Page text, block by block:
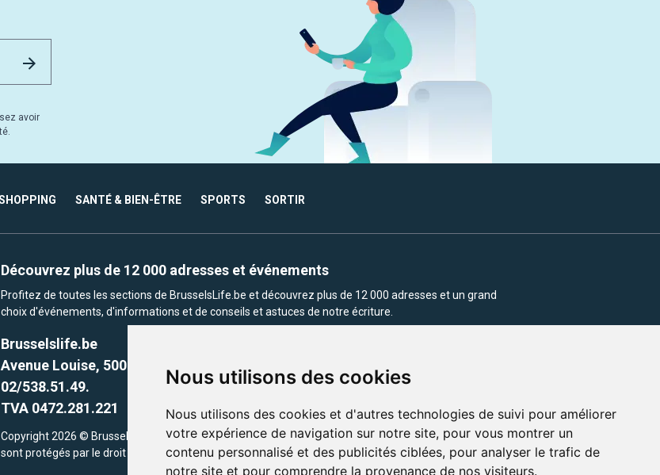
Nous utilisons des cookies
Nous utilisons des cookies et d'autres technologies de suivi pour améliorer
votre expérience de navigation sur notre site, pour vous montrer un
contenu personnalisé et des publicités ciblées, pour analyser le trafic de
notre site et pour comprendre la provenance de nos visiteurs.
avoir
SANTÉ & BIEN-ÊTRE SPORTS SORTIR
Découvrez plus de 12 000 adresses et événements
Profitez de toutes les sections de BrusselsLife.be et découvrez plus de 12 000 adresses et un grand
choix d'événements, d'informations et de conseils et astuces de notre écriture.
Brusselslife.be
Avenue Louise, 500 -1050 Ixelles, Brussels,
02/538.51.49.
TVA 0472.281.221
Copyright 2026 © Brusselslife.be Tous droits réservés. Le contenu et les images utilisés sur ce site
sont protégés par le droit d'auteur. la propriétaires respectifs.